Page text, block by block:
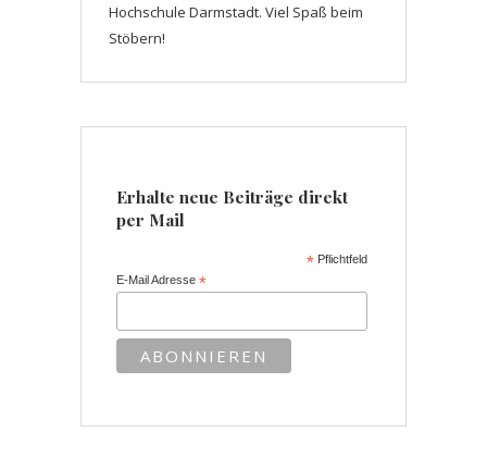
Hochschule Darmstadt. Viel Spaß beim
Stöbern!
Erhalte neue Beiträge direkt
per Mail
* Pflichtfeld
E-Mail Adresse*